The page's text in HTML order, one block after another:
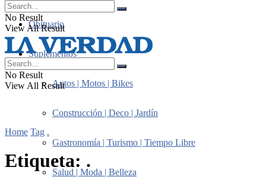
Obituario
Suplementos
Autos | Motos | Bikes
Construcción | Deco | Jardín
Gastronomía | Turismo | Tiempo Libre
Salud | Moda | Belleza
No Result
View All Result
No Result
View All Result
Home Tag .
Etiqueta: .